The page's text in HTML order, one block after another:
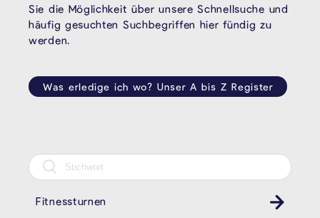
Sie die Möglichkeit über unsere Schnellsuche und
häufig gesuchten Suchbegriffen hier fündig zu
werden.
Was erledige ich wo? Unser A bis Z Register
Fitnessturnen